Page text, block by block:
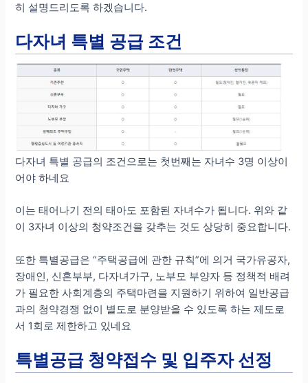
히 설명드리도록 하겠습니다.
다자녀 특별 공급 조건
다자녀 특별 공급의 조건으로는 첫번째는 자녀수 3명 이상이
어야 하네요
이는 태어나기 전의 태아도 포함된 자녀수가 됩니다. 위와 같
이 3자녀 이상의 청약조건을 갖추는 것도 상당히 중요합니다.
또한 특별공급은 “주택공급에 관한 규칙”에 의거 국가유공자,
장애인, 신혼부부, 다자녀가구, 노부모 부양자 등 정책적 배려
가 필요한 사회계층의 주택마련을 지원하기 위하여 일반공급
과의 청약경쟁 없이 별도로 분양받을 수 있도록 하는 제도로
서 1회로 제한하고 있네요
특별공급 청약접수 및 입주자 선정